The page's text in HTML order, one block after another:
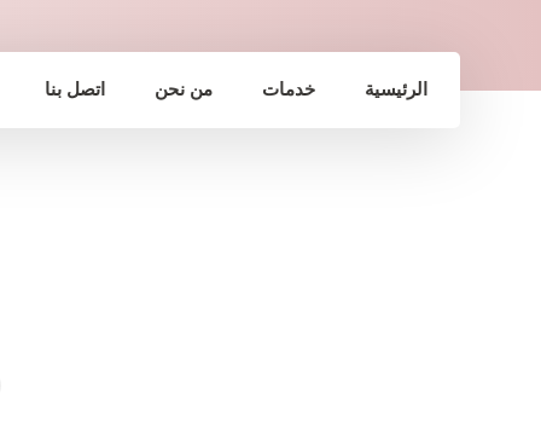
الرئيسية خدمات من نحن اتصل بنا